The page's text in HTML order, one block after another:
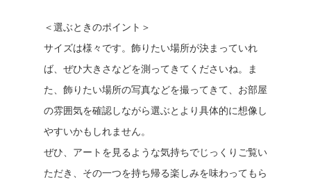
＜選ぶときのポイント＞
サイズは様々です。飾りたい場所が決まっていれ
ば、ぜひ大きさなどを測ってきてくださいね。ま
た、飾りたい場所の写真などを撮ってきて、お部屋
の雰囲気を確認しながら選ぶとより具体的に想像し
やすいかもしれません。
ぜひ、アートを見るような気持ちでじっくりご覧い
ただき、その一つを持ち帰る楽しみを味わってもら